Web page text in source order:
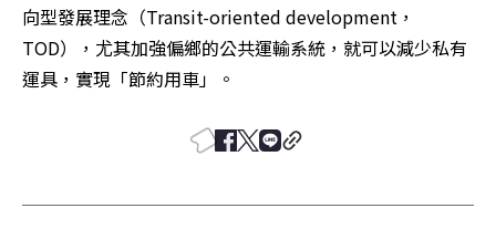
向型發展理念（Transit-oriented development，
TOD），尤其加強偏鄉的公共運輸系統，就可以減少私有
運具，實現「節約用車」。